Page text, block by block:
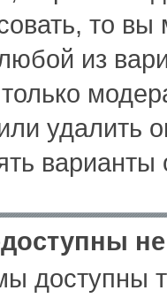
то
из
удалить
варианты
доступны